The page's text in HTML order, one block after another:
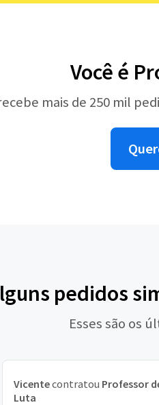
Você é
mais de 250 mil
pedidos
Esses são os
Vicentecontratou Professor
Luta